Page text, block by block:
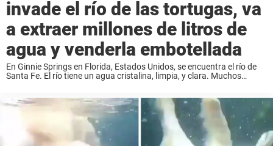
invade el río de las tortugas, va
a extraer millones de litros de
agua y venderla embotellada
En Ginnie Springs en Florida, Estados Unidos, se encuentra el río de
Santa Fe. El río tiene un agua cristalina, limpia, y clara. Muchos